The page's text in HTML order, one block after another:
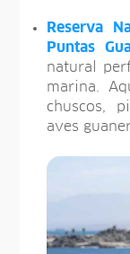
Reserva
Puntas
natural
marina.
chuscos,
aves